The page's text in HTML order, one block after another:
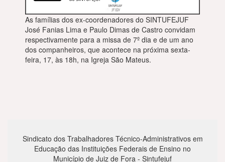
As famílias dos ex-coordenadores do SINTUFEJUF
José Fanias Lima e Paulo Dimas de Castro convidam
respectivamente para a missa de 7º dia e de um ano
dos companheiros, que acontece na próxima sexta-
feira, 17, às 18h, na Igreja São Mateus.
Sindicato dos Trabalhadores Técnico-Administrativos em
Educação das Instituições Federais de Ensino no
Município de Juiz de Fora - Sintufejuf